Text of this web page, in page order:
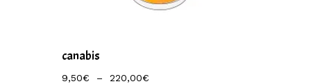
canabis
9,50€ – 220,00€